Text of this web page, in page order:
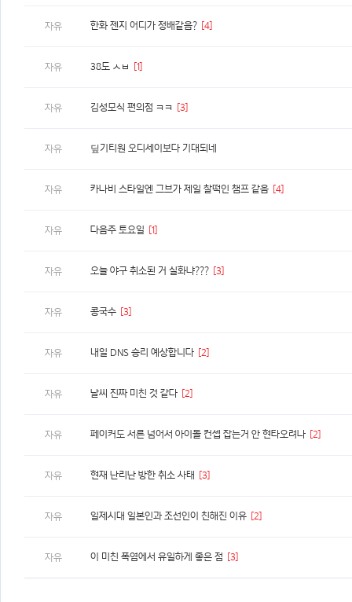
자유 한화 젠지 어디가 정배같음? [4]
자유 38도 ㅅㅂ [1]
자유 김성모식 편의점 ㅋㅋ [3]
자유 딮기티원 오디세이보다 기대되네
자유 카나비 스타일엔 그브가 제일 찰떡인 챔프 같음 [4]
자유 다음주 토요일 [1]
자유 오늘 야구 취소된 거 실화냐??? [3]
자유 콩국수 [3]
자유 내일 DNS 승리 예상합니다 [2]
자유 날씨 진짜 미친 것 같다 [2]
자유 페이커도 서른 넘어서 아이돌 컨셉 잡는거 안 현타오려나 [2]
자유 현재 난리난 방한 취소 사태 [3]
자유 일제시대 일본인과 조선인이 친해진 이유 [2]
자유 이 미친 폭염에서 유일하게 좋은 점 [3]